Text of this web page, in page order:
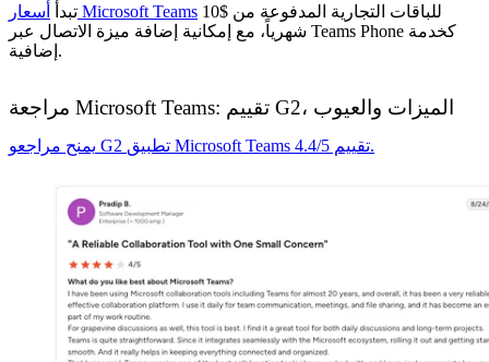
تبدأ أسعار Microsoft Teams
شهرياً، مع إمكانية إضافة ميزة الاتصال عبر Teams Phone كخدمة
إضافية.
مراجعة Microsoft Teams: تقييم G2، الميزات والعيوب
يمنح مراجعو G2 تطبيق Microsoft Teams تقييم 4.4/5.